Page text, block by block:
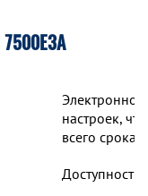
настроек,
всего срока
Доступность